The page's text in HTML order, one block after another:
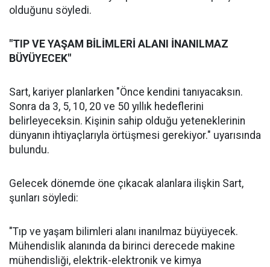
olduğunu söyledi.
"TIP VE YAŞAM BİLİMLERİ ALANI İNANILMAZ
BÜYÜYECEK"
Sart, kariyer planlarken "Önce kendini tanıyacaksın.
Sonra da 3, 5, 10, 20 ve 50 yıllık hedeflerini
belirleyeceksin. Kişinin sahip olduğu yeteneklerinin
dünyanın ihtiyaçlarıyla örtüşmesi gerekiyor." uyarısında
bulundu.
Gelecek dönemde öne çıkacak alanlara ilişkin Sart,
şunları söyledi:
"Tıp ve yaşam bilimleri alanı inanılmaz büyüyecek.
Mühendislik alanında da birinci derecede makine
mühendisliği, elektrik-elektronik ve kimya